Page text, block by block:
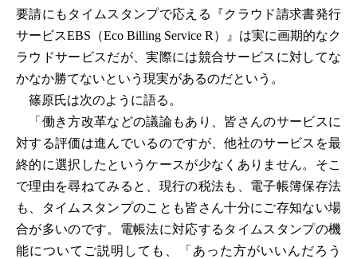
要請にもタイムスタンプで応える『クラウド請求書発行
サービスEBS（Eco Billing Service R）』は実に画期的なク
ラウドサービスだが、実際には競合サービスに対してな
かなか勝てないという現実があるのだという。
篠原氏は次のように語る。
「働き方改革などの議論もあり、皆さんのサービスに
対する評価は進んでいるのですが、他社のサービスを最
終的に選択したというケースが少なくありません。そこ
で理由を尋ねてみると、現行の税法も、電子帳簿保存法
も、タイムスタンプのことも皆さん十分にご存知ない場
合が多いのです。電帳法に対応するタイムスタンプの機
能についてご説明しても、「あった方がいいんだろう